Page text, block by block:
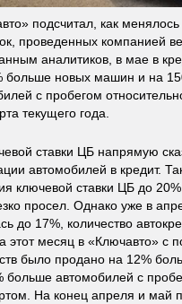
подсчитал, как менялось
проведенных компанией
аналитиков, в мае в
больше новых машин и на
с пробегом
текущего года.
ставки ЦБ напрямую
автомобилей в кредит.
ключевой ставки ЦБ до
просел. Однако уже в
до 17%, количество
этот месяц в «Ключавто» с
было продано на 12%
больше автомобилей с
На конец апреля и май